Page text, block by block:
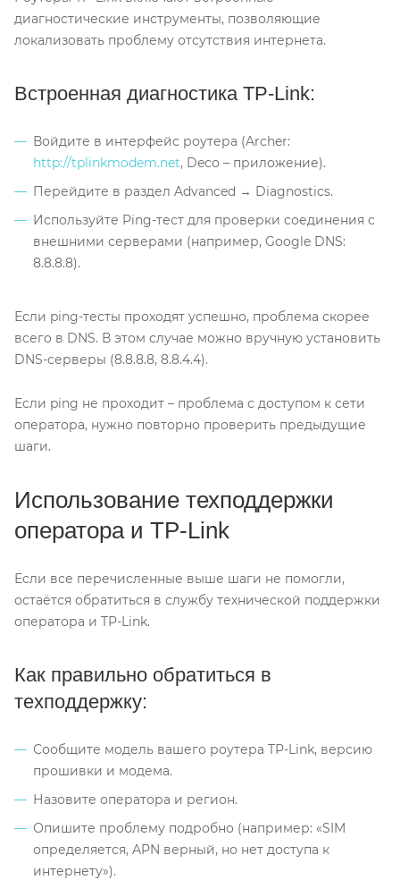
диагностические инструменты, позволяющие
локализовать проблему отсутствия интернета.
Встроенная диагностика TP-Link:
Войдите в интерфейс роутера (Archer:
http://tplinkmodem.net, Deco – приложение).
Перейдите в раздел Advanced → Diagnostics.
Используйте Ping-тест для проверки соединения с
внешними серверами (например, Google DNS:
8.8.8.8).
Если ping-тесты проходят успешно, проблема скорее
всего в DNS. В этом случае можно вручную установить
DNS-серверы (8.8.8.8, 8.8.4.4).
Если ping не проходит – проблема с доступом к сети
оператора, нужно повторно проверить предыдущие
шаги.
Использование техподдержки
оператора и TP-Link
Если все перечисленные выше шаги не помогли,
остаётся обратиться в службу технической поддержки
оператора и TP-Link.
Как правильно обратиться в
техподдержку:
Сообщите модель вашего роутера TP-Link, версию
прошивки и модема.
Назовите оператора и регион.
Опишите проблему подробно (например: «SIM
определяется, APN верный, но нет доступа к
интернету»).